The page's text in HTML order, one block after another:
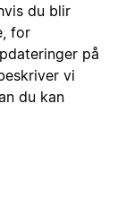
du blir
for
på
vi
du kan